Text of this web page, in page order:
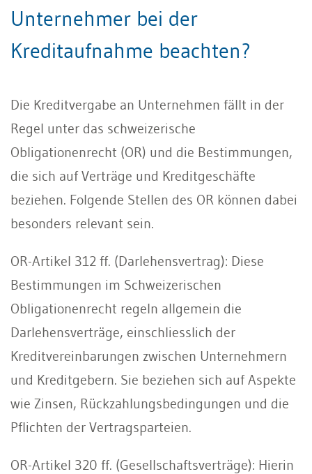
Unternehmer bei der
Kreditaufnahme beachten?
Die Kreditvergabe an Unternehmen fällt in der
Regel unter das schweizerische
Obligationenrecht (OR) und die Bestimmungen,
die sich auf Verträge und Kreditgeschäfte
beziehen. Folgende Stellen des OR können dabei
besonders relevant sein.
OR-Artikel 312 ff. (Darlehensvertrag): Diese
Bestimmungen im Schweizerischen
Obligationenrecht regeln allgemein die
Darlehensverträge, einschliesslich der
Kreditvereinbarungen zwischen Unternehmern
und Kreditgebern. Sie beziehen sich auf Aspekte
wie Zinsen, Rückzahlungsbedingungen und die
Pflichten der Vertragsparteien.
OR-Artikel 320 ff. (Gesellschaftsverträge): Hierin